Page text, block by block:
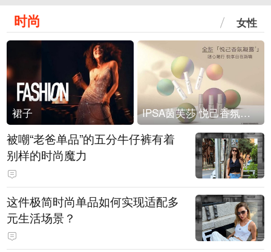
时尚 女性
裙子 IPSA茵芙莎 悦己香氛凝露上市
被嘲“老爸单品”的五分牛仔裤有着
别样的时尚魔力
这件极简时尚单品如何实现适配多
元生活场景？